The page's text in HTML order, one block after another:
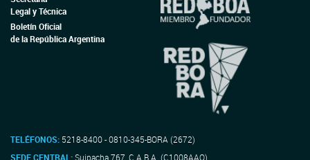
Legal y Técnica
Boletín Oficial
de la República Argentina
TELÉFONOS: 5218-8400 - 0810-345-BORA (2672)
SEDE CENTRAL:Suipacha 767, C.A.B.A. (C1008AAO)